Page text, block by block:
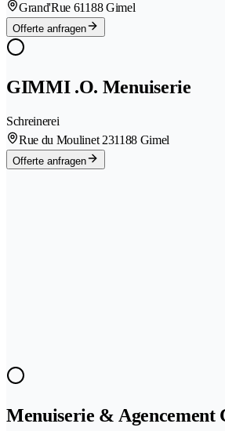
Grand'Rue 61188 Gimel
Offerte anfragen
GIMMI .O. Menuiserie
Schreinerei
Rue du Moulinet 231188 Gimel
Offerte anfragen
Menuiserie & Agencement